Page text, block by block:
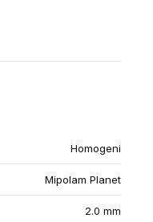
Homogeni
Mipolam Planet
2.0 mm